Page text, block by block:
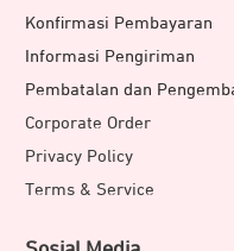
Konfirmasi Pembayaran
Informasi Pengiriman
Pembatalan dan
Corporate Order
Privacy Policy
Terms & Service